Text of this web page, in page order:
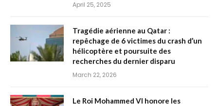
April 25, 2025
Tragédie aérienne au Qatar :
repêchage de 6 victimes du crash d’un
hélicoptère et poursuite des
recherches du dernier disparu
March 22, 2026
Le Roi Mohammed VI honore les